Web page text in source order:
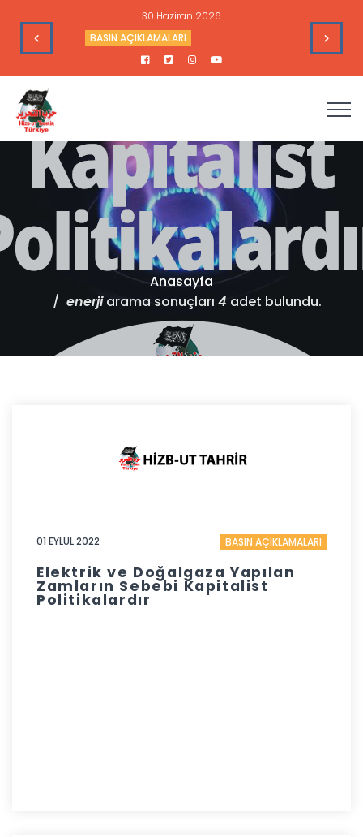
Düzenlediği Saldırılar
BASIN AÇIKLAMALARI Mekke Anlaşması Ümmetin Değil
Anasayfa
enerjiarama sonuçları 4 adet bulundu.
01 EYLUL 2022 BASIN AÇIKLAMALARI
Elektrik ve Doğalgaza Yapılan
Zamların Sebebi Kapitalist
Politikalardır